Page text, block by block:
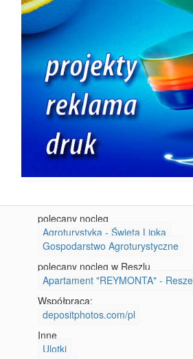
polecany nocleg
Agroturystyka - Święta Lipka
Gospodarstwo Agroturystyczne
polecany nocleg w Reszlu
Apartament "REYMONTA" -
Współpraca:
depositphotos.com/pl
Inne
Ulotki